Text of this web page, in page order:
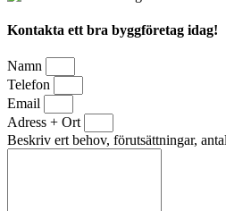
Kontakta ett bra byggföretag idag!
Namn
Telefon
Email
Adress + Ort
Beskriv ert behov, förutsättningar,